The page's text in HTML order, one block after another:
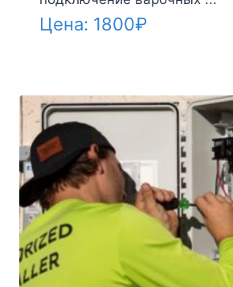
Цена: 1800₽